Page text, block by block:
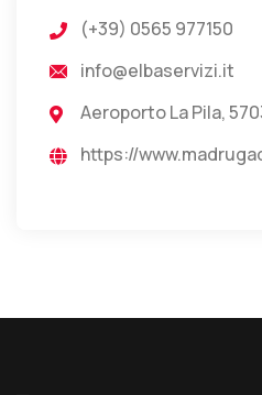
(+39) 0565 977150
info@elbaservizi.it
Aeroporto La Pila,
https://